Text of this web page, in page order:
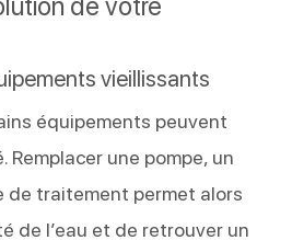
vieillissants
équipements peuvent
une pompe, un
de traitement permet alors
de l’eau et de retrouver un